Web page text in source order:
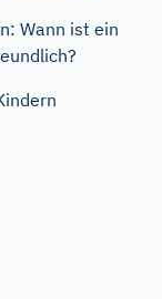
Wann ist ein